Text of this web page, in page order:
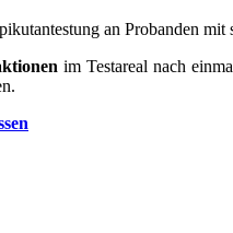
an Probanden
im Testareal nach